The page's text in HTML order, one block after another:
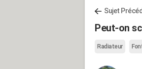
Sujet
Peut-on
Radiateur